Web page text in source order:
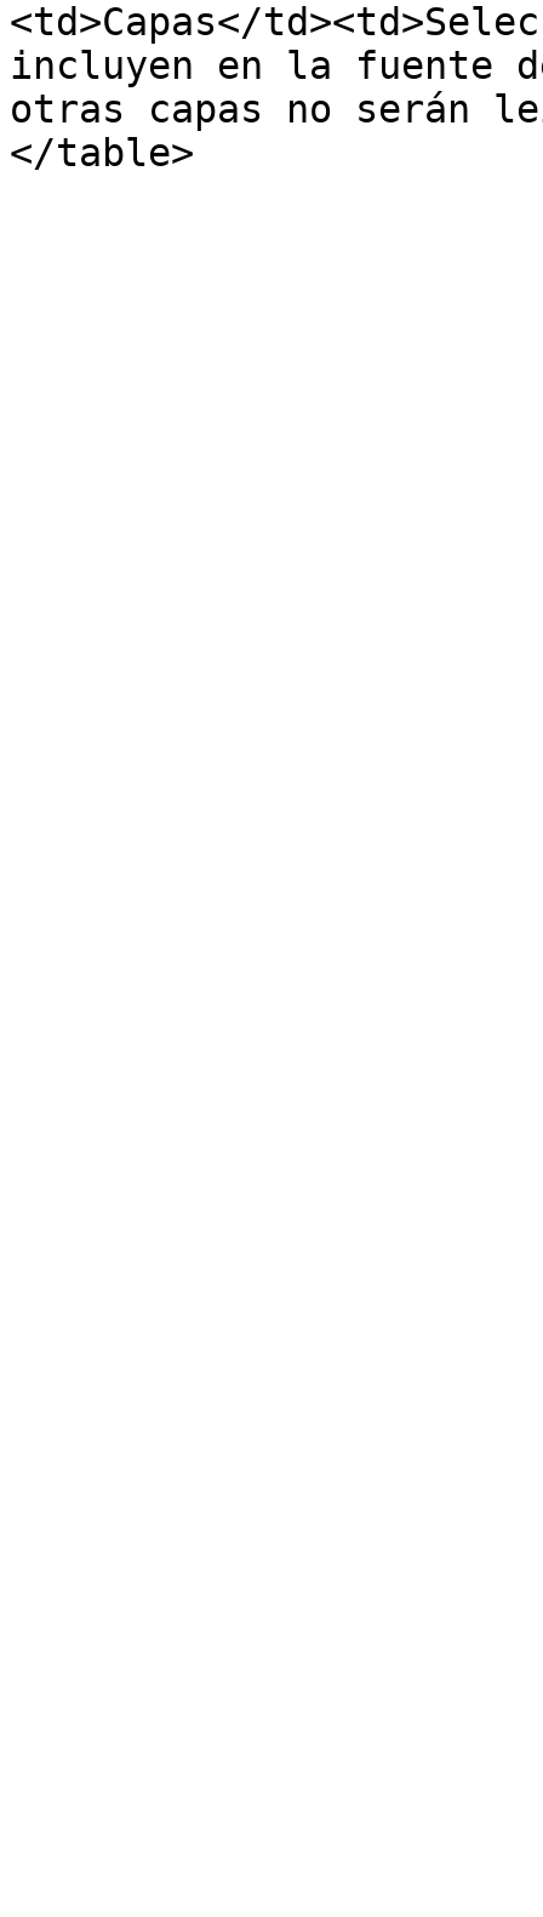
<td>Capas</
incluyen en la fuente
otras capas no serán